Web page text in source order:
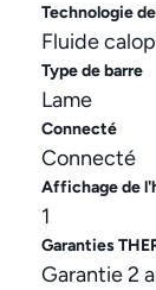
Technologie
Fluide
Type de barre
Lame
Connecté
Connecté
Affichage de
1
Garanties
Garantie 2